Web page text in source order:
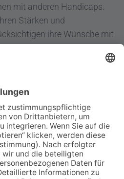
mit anderen Handicaps.
Stärken und
ihre Wünsche mit
gGmbH
0